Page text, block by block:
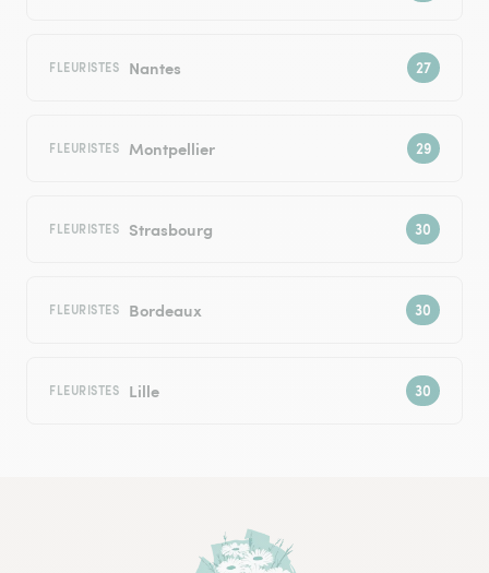
FLEURISTES Nantes
FLEURISTES Montpellier
FLEURISTES Strasbourg
FLEURISTES Bordeaux
FLEURISTES Lille